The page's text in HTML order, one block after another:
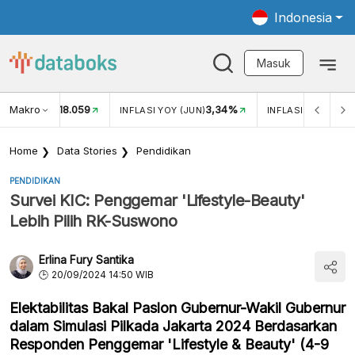
Indonesia
Masuk
Makro
USD/IDR 18.059 INFLASI YOY (JUN)3,34% INFLASI MOM
Home Data Stories Pendidikan
PENDIDIKAN
Survei KIC: Penggemar 'Lifestyle-Beauty'
Lebih Pilih RK-Suswono
Erlina Fury Santika
20/09/2024 14:50 WIB
Elektabilitas Bakal Paslon Gubernur-Wakil Gubernur
dalam Simulasi Pilkada Jakarta 2024 Berdasarkan
Responden Penggemar 'Lifestyle & Beauty' (4-9